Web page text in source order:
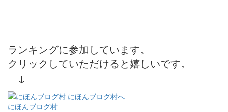
ランキングに参加しています。
クリックしていただけると嬉しいです。
↓
にほんブログ村